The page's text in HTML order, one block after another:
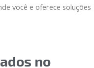
você e oferece soluções
no